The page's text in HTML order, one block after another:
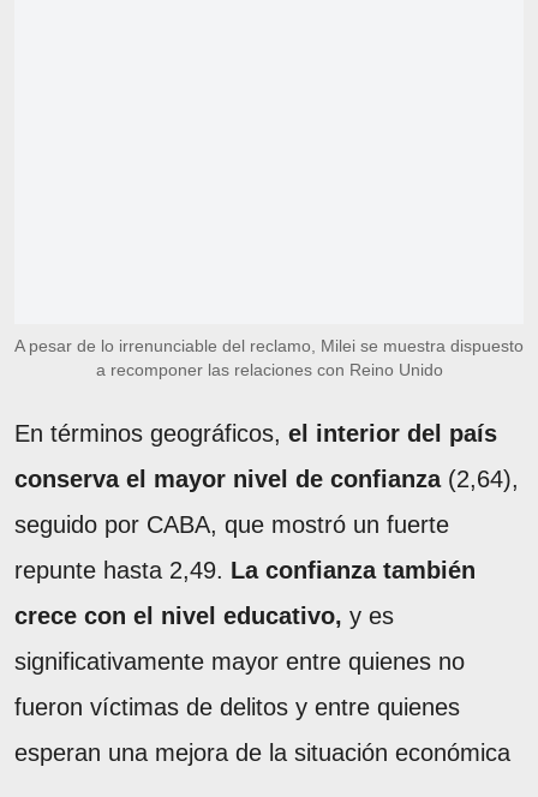
A pesar de lo irrenunciable del reclamo, Milei se muestra dispuesto
a recomponer las relaciones con Reino Unido
En términos geográficos, el interior del país
conserva el mayor nivel de confianza(2,64),
seguido por CABA, que mostró un fuerte
repunte hasta 2,49. La confianza también
crece con el nivel educativo, y es
significativamente mayor entre quienes no
fueron víctimas de delitos y entre quienes
esperan una mejora de la situación económica